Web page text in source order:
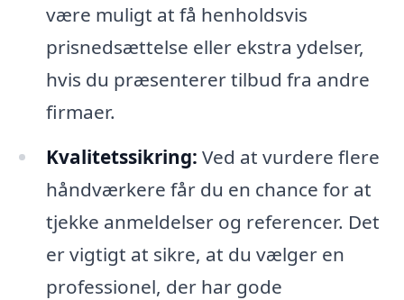
være muligt at få henholdsvis
prisnedsættelse eller ekstra ydelser,
hvis du præsenterer tilbud fra andre
firmaer.
Kvalitetssikring: Ved at vurdere flere
håndværkere får du en chance for at
tjekke anmeldelser og referencer. Det
er vigtigt at sikre, at du vælger en
professionel, der har gode